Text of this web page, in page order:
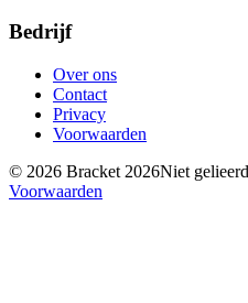
Bedrijf
Over ons
Contact
Privacy
Voorwaarden
© 2026 Bracket 2026Niet
Voorwaarden